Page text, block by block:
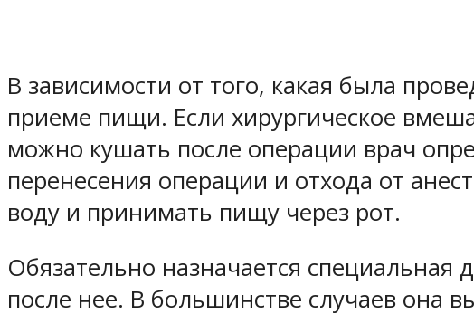
В зависимости от того, какая была
приеме пищи. Если хирургическое
можно кушать после операции врач
перенесения операции и отхода от
воду и принимать пищу через рот.
Обязательно назначается специальная
после нее. В большинстве случаев она